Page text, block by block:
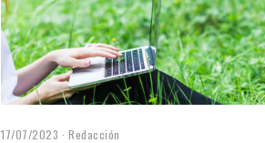
17/07/2023 Redacción